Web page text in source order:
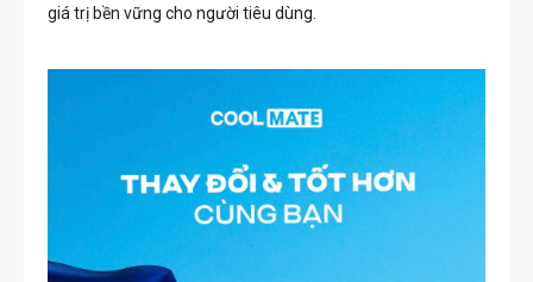
giá trị bền vững cho người tiêu dùng.